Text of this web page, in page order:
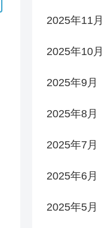
2025年11月
2025年10月
2025年9月
2025年8月
2025年7月
2025年6月
2025年5月